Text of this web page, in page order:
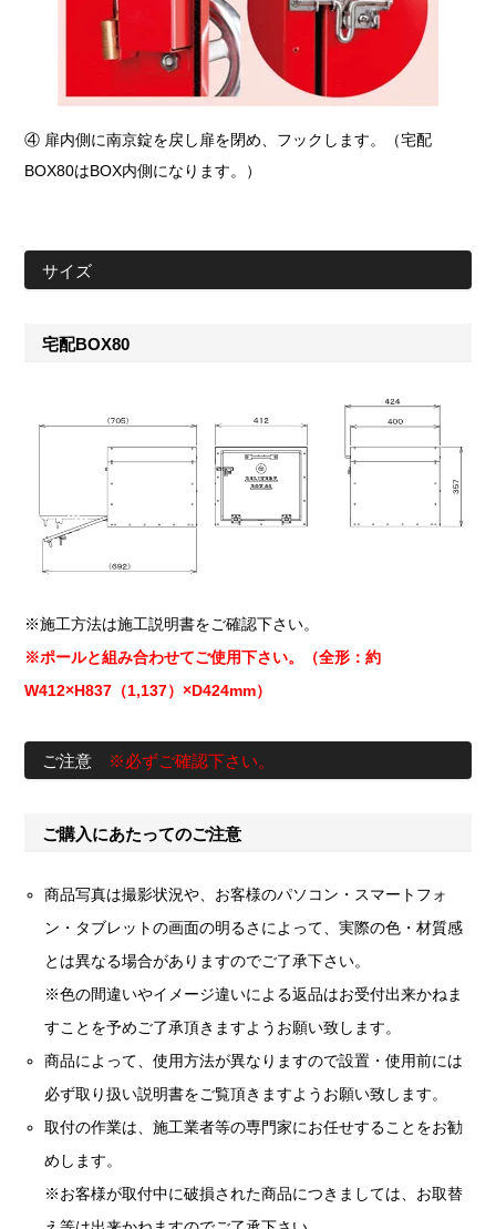
④ 扉内側に南京錠を戻し扉を閉め、フックします。（宅配
BOX80はBOX内側になります。）
サイズ
宅配BOX80
※施工方法は施工説明書をご確認下さい。
※ポールと組み合わせてご使用下さい。（全形：約
W412×H837（1,137）×D424mm）
ご注意 ※必ずご確認下さい。
ご購入にあたってのご注意
商品写真は撮影状況や、お客様のパソコン・スマートフォ
ン・タブレットの画面の明るさによって、実際の色・材質感
とは異なる場合がありますのでご了承下さい。
※色の間違いやイメージ違いによる返品はお受付出来かねま
すことを予めご了承頂きますようお願い致します。
商品によって、使用方法が異なりますので設置・使用前には
必ず取り扱い説明書をご覧頂きますようお願い致します。
取付の作業は、施工業者等の専門家にお任せすることをお勧
めします。
※お客様が取付中に破損された商品につきましては、お取替